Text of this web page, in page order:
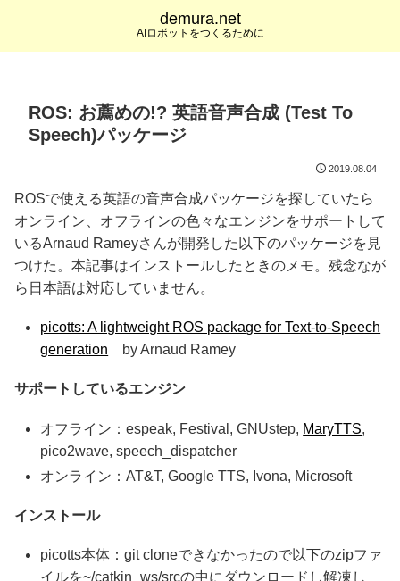
demura.net
AIロボットをつくるために
ROS: お薦めの!? 英語音声合成 (Test To
Speech)パッケージ
2019.08.04
ROSで使える英語の音声合成パッケージを探していたら
オンライン、オフラインの色々なエンジンをサポートして
いるArnaud Rameyさんが開発した以下のパッケージを見
つけた。本記事はインストールしたときのメモ。残念なが
ら日本語は対応していません。
picotts: A lightweight ROS package for Text-to-Speech
generation by Arnaud Ramey
サポートしているエンジン
オフライン：espeak, Festival, GNUstep, MaryTTS,
pico2wave, speech_dispatcher
オンライン：AT&T, Google TTS, Ivona, Microsoft
インストール
picotts本体：git cloneできなかったので以下のzipファ
イルを~/catkin_ws/srcの中にダウンロードし解凍し